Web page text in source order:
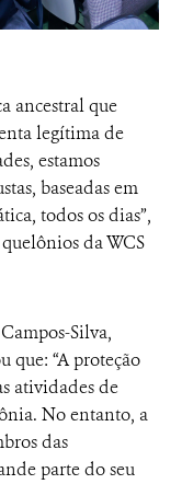
ancestral que
legítima de
estamos
baseadas em
todos os dias”,
da WCS
Silva,
que: “A proteção
atividades de
No entanto, a
das
parte do seu